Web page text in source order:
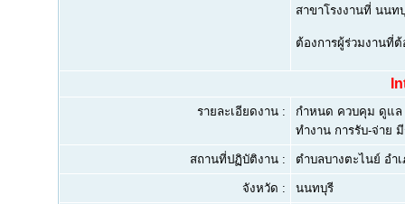
สาขาโรงงานที่ นนท
ต้องการผู้ร่วมงานที่
รายละเอียดงาน :
กำหนด ควบคุม ดูแล
ทำงาน การรับ-จ่าย
สถานที่ปฏิบัติงาน : ตำบลบางตะไนย์ อ
จังหวัด : นนทบุรี